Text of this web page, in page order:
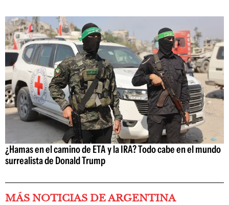
¿Hamas en el camino de ETA y la IRA? Todo cabe en el mundo
surrealista de Donald Trump
MÁS NOTICIAS DE ARGENTINA